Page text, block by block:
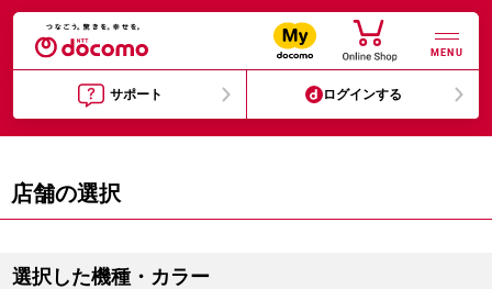
MENU
サポート ログインする
店舗の選択
選択した機種・カラー